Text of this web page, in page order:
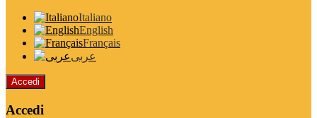
Italiano
English
Français
عربى
Accedi
Accedi